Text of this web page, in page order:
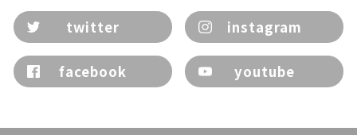
twitter instagram
facebook youtube